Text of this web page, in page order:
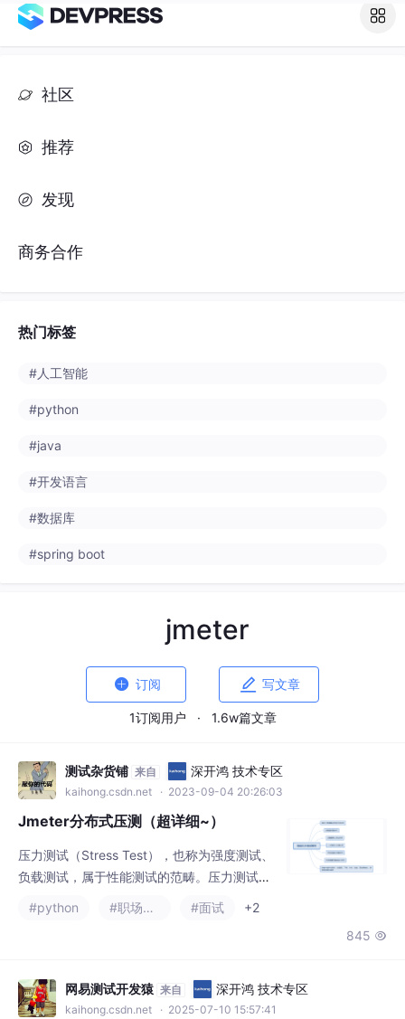
社区
推荐
发现
商务合作
热门标签
#人工智能
#python
#java
#开发语言
#数据库
#spring boot
jmeter
 订阅  写文章
1订阅用户 1.6w篇文章
测试杂货铺 来自 深开鸿 技术专区
kaihong.csdn.net · 2023-09-04 20:26:03
Jmeter分布式压测（超详细~）
压力测试（Stress Test），也称为强度测试、
负载测试，属于性能测试的范畴。压力测试是
系统负荷，长时间或超大负荷地运行被测软件
件系统，称为稳定性测试；超大负荷地运行被
测软件系统称为极限压力测试。同时，我也为
#python #面试
+2
845 
网易测试开发猿 来自 深开鸿 技术专区
kaihong.csdn.net · 2025-07-10 15:57:41